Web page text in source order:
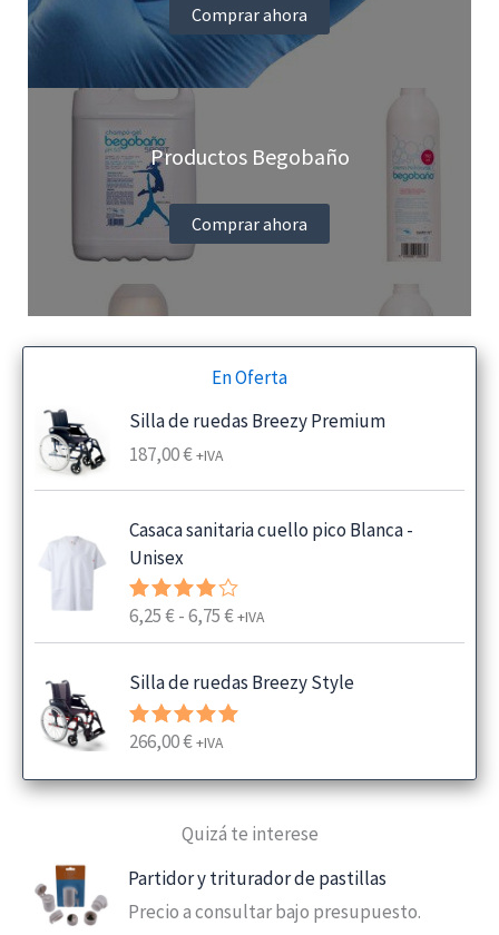
Comprar ahora
Productos Begobaño
Comprar ahora
En Oferta
Silla de ruedas Breezy Premium
187,00€+IVA
Casaca sanitaria cuello pico Blanca -
Unisex
Valorado
6,25€-6,75€R
a
o
e
r
c
i
+IVA
Silla de ruedas Breezy Style
Valorado
de 5
266,00€+IVA
Quizá te interese
Partidor y triturador de pastillas
Precio a consultar bajo presupuesto.